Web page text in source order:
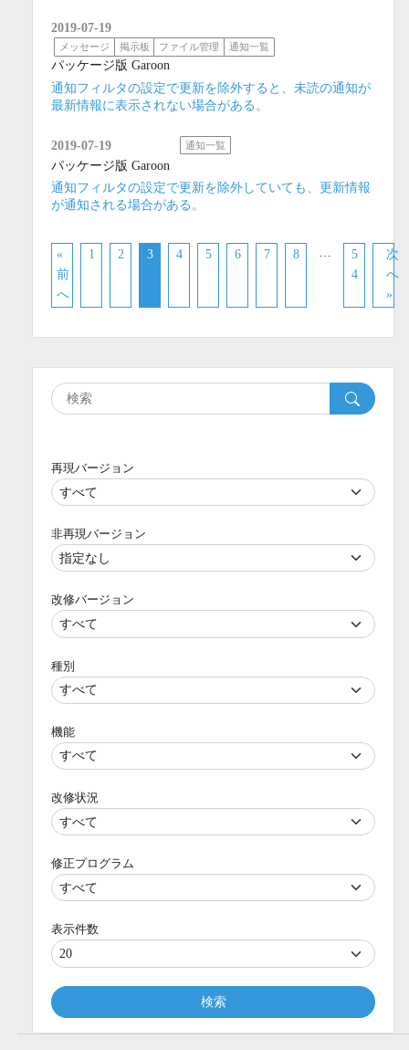
2019-07-19
メッセージ 掲示板 ファイル管理 通知一覧
パッケージ版 Garoon
通知フィルタの設定で更新を除外すると、未読の通知が
最新情報に表示されない場合がある。
2019-07-19 通知一覧
パッケージ版 Garoon
通知フィルタの設定で更新を除外していても、更新情報
が通知される場合がある。
«
前
へ
1 2 3 4 5 6 7 8
5
4
次
へ
»
再現バージョン
非再現バージョン
改修バージョン
種別
機能
改修状況
修正プログラム
表示件数
検索